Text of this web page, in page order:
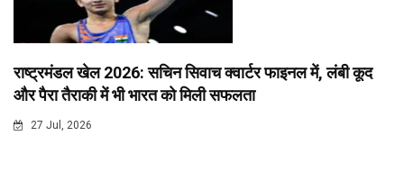
राष्ट्रमंडल खेल 2026: सचिन सिवाच क्वार्टर फाइनल में, लंबी कूद
और पैरा तैराकी में भी भारत को मिली सफलता
27 Jul, 2026